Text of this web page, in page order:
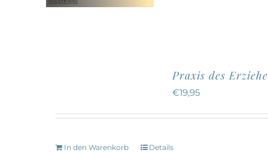
Praxis des
€19,95
In den Warenkorb Details